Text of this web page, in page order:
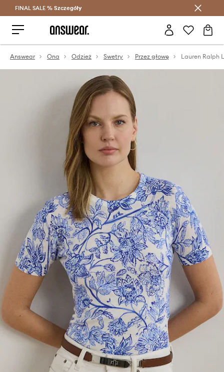
Oszczędzaj z Answear Club >
FINAL SALE % Szczegóły
Answear Ona Odzież Swetry Przez głowę Lauren Ralph